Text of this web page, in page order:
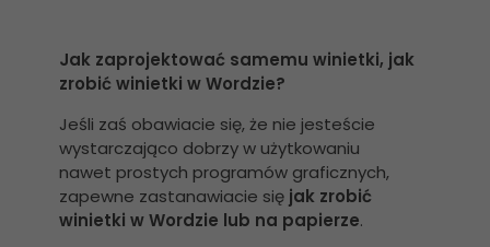
Jak zaprojektować samemu winietki, jak
zrobić winietki w Wordzie?
Jeśli zaś obawiacie się, że nie jesteście
wystarczająco dobrzy w użytkowaniu
nawet prostych programów graficznych,
zapewne zastanawiacie się jak zrobić
winietki w Wordzie lub na papierze.